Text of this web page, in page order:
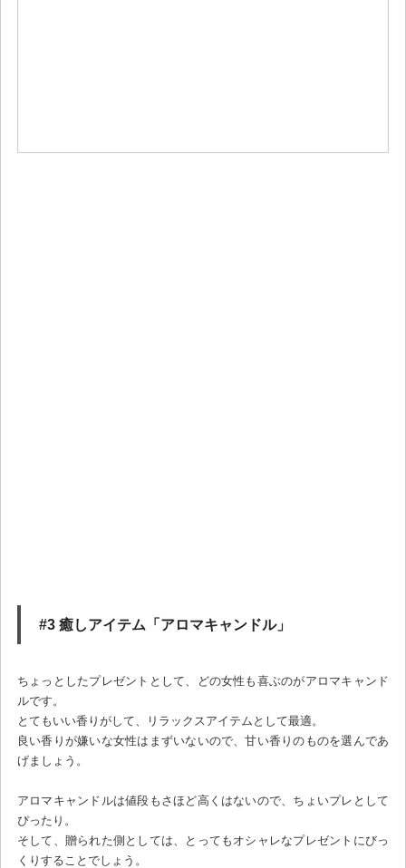
#3 癒しアイテム「アロマキャンドル」
ちょっとしたプレゼントとして、どの女性も喜ぶのがアロマキャンド
ルです。
とてもいい香りがして、リラックスアイテムとして最適。
良い香りが嫌いな女性はまずいないので、甘い香りのものを選んであ
げましょう。
アロマキャンドルは値段もさほど高くはないので、ちょいプレとして
ぴったり。
そして、贈られた側としては、とってもオシャレなプレゼントにびっ
くりすることでしょう。